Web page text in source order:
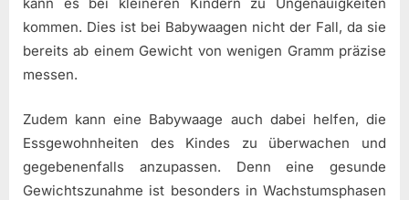
kommen. Dies ist bei Babywaagen nicht der Fall, da sie
bereits ab einem Gewicht von wenigen Gramm präzise
messen.
Zudem kann eine Babywaage auch dabei helfen, die
Essgewohnheiten des Kindes zu überwachen und
gegebenenfalls anzupassen. Denn eine gesunde
Gewichtszunahme ist besonders in Wachstumsphasen